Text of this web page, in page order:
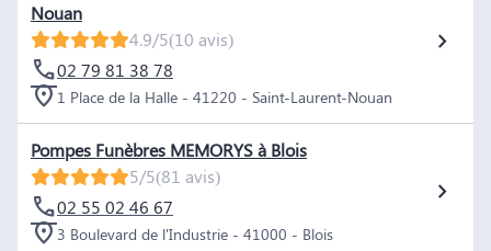
Nouan
4.9/5(10 avis)
02 79 81 38 78
1 Place de la Halle - 41220 - Saint-Laurent-Nouan
Pompes Funèbres MEMORYS à Blois
5/5(81 avis)
02 55 02 46 67
3 Boulevard de l'Industrie - 41000 - Blois